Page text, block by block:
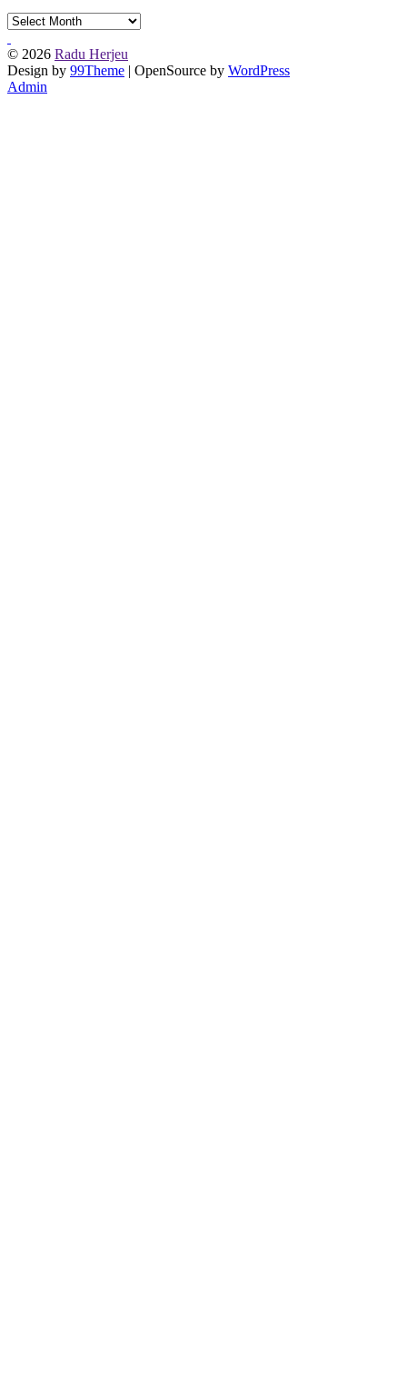
De
urmă
© 2026 Radu Herjeu
Design by 99Theme | OpenSource by WordPress
Admin